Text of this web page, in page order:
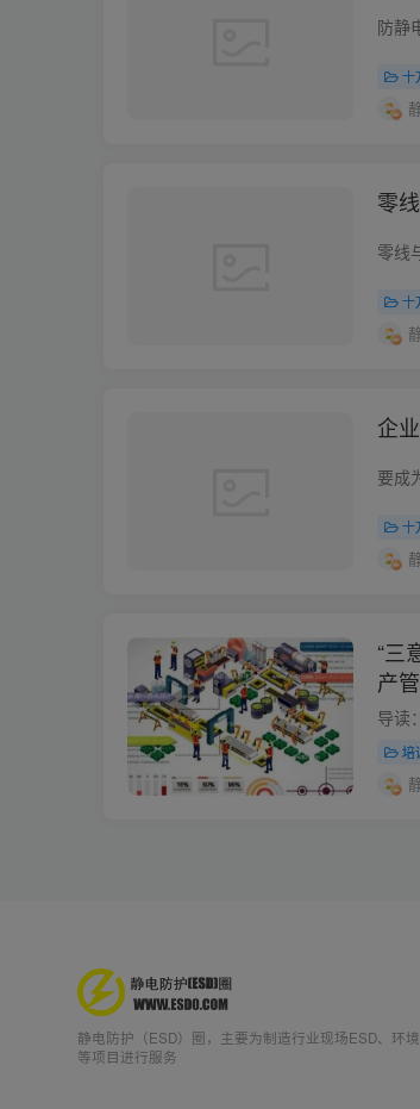
十
零
零线
十
企
十
“三
产
培
静电防护（ESD）圈，主要为制造行业现场ESD、环境
等项目进行服务